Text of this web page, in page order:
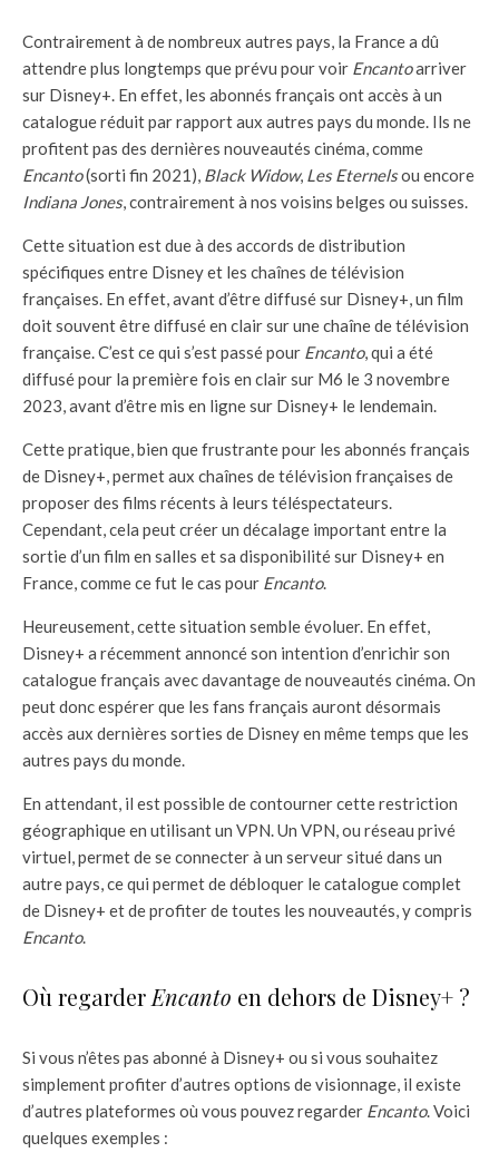
Contrairement à de nombreux autres pays, la France a dû
attendre plus longtemps que prévu pour voir Encantoarriver
sur Disney+. En effet, les abonnés français ont accès à un
catalogue réduit par rapport aux autres pays du monde. Ils ne
profitent pas des dernières nouveautés cinéma, comme
Encanto(sorti fin 2021), Black Widow, Les Eternelsou encore
Indiana Jones, contrairement à nos voisins belges ou suisses.
Cette situation est due à des accords de distribution
spécifiques entre Disney et les chaînes de télévision
françaises. En effet, avant d’être diffusé sur Disney+, un film
doit souvent être diffusé en clair sur une chaîne de télévision
française. C’est ce qui s’est passé pour Encanto, qui a été
diffusé pour la première fois en clair sur M6 le 3 novembre
2023, avant d’être mis en ligne sur Disney+ le lendemain.
Cette pratique, bien que frustrante pour les abonnés français
de Disney+, permet aux chaînes de télévision françaises de
proposer des films récents à leurs téléspectateurs.
Cependant, cela peut créer un décalage important entre la
sortie d’un film en salles et sa disponibilité sur Disney+ en
France, comme ce fut le cas pour Encanto.
Heureusement, cette situation semble évoluer. En effet,
Disney+ a récemment annoncé son intention d’enrichir son
catalogue français avec davantage de nouveautés cinéma. On
peut donc espérer que les fans français auront désormais
accès aux dernières sorties de Disney en même temps que les
autres pays du monde.
En attendant, il est possible de contourner cette restriction
géographique en utilisant un VPN. Un VPN, ou réseau privé
virtuel, permet de se connecter à un serveur situé dans un
autre pays, ce qui permet de débloquer le catalogue complet
de Disney+ et de profiter de toutes les nouveautés, y compris
Encanto.
Où regarder Encanto en dehors de Disney+ ?
Si vous n’êtes pas abonné à Disney+ ou si vous souhaitez
simplement profiter d’autres options de visionnage, il existe
d’autres plateformes où vous pouvez regarder Encanto. Voici
quelques exemples :